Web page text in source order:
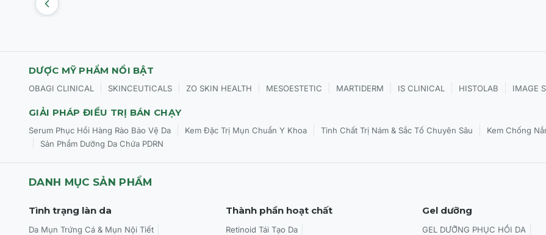
DƯỢC MỸ PHẨM NỔI BẬT
OBAGI CLINICAL SKINCEUTICALS ZO SKIN HEALTH MESOESTETIC MARTIDERM IS CLINICAL HISTOLAB IMAGE
GIẢI PHÁP ĐIỀU TRỊ BÁN CHẠY
Serum Phục Hồi Hàng Rào Bảo Vệ Da Kem Đặc Trị Mụn Chuẩn Y Khoa Tinh Chất Trị Nám & Sắc Tố Chuyên Sâu Kem Chống
Sản Phẩm Dưỡng Da Chứa PDRN
DANH MỤC SẢN PHẨM
Tình trạng làn da
Da Mụn Trứng Cá & Mụn Nội Tiết
Thành phần hoạt chất
Retinoid Tái Tạo Da
Gel dưỡng
GEL DƯỠNG PHỤC HỒI DA